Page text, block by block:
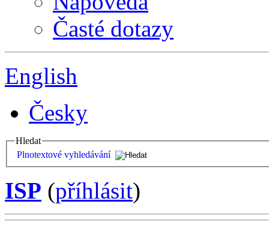
Časté dotazy
English
Česky
Hledat
Plnotextové vyhledávání
ISP (příhlásit)